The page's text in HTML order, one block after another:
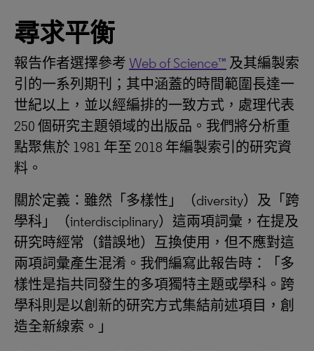
尋求平衡
報告作者選擇參考 Web of Science™ 及其編製索
引的一系列期刊；其中涵蓋的時間範圍長達一
世紀以上，並以經編排的一致方式，處理代表
250 個研究主題領域的出版品。我們將分析重
點聚焦於 1981 年至 2018 年編製索引的研究資
料。
關於定義：雖然「多樣性」（diversity）及「跨
學科」（interdisciplinary）這兩項詞彙，在提及
研究時經常（錯誤地）互換使用，但不應對這
兩項詞彙產生混淆。我們編寫此報告時：「多
樣性是指共同發生的多項獨特主題或學科。跨
學科則是以創新的研究方式集結前述項目，創
造全新線索。」